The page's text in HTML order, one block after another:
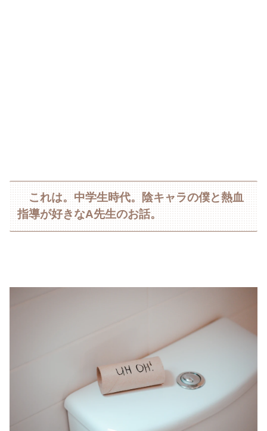
これは。中学生時代。陰キャラの僕と熱血
指導が好きなA先生のお話。